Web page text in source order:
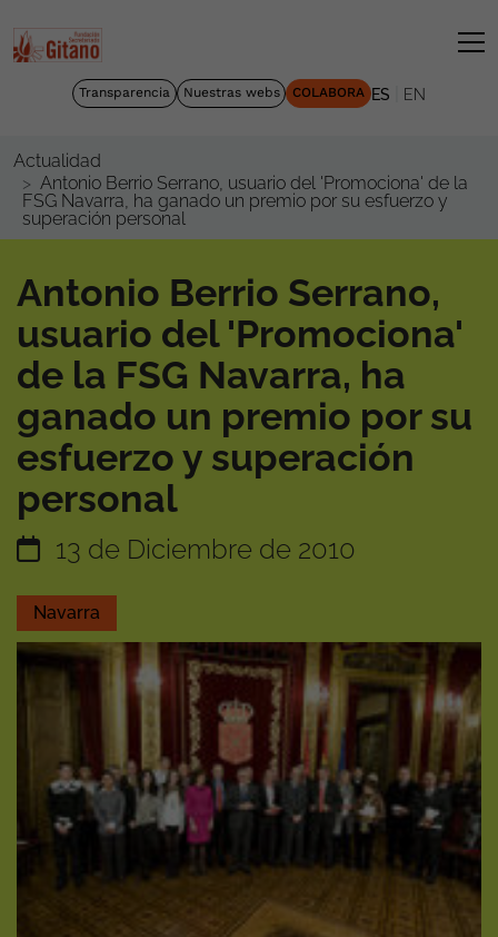
Transparencia Nuestras webs COLABORA ES EN
Actualidad
Antonio Berrio Serrano, usuario del 'Promociona' de la
FSG Navarra, ha ganado un premio por su esfuerzo y
superación personal
Antonio Berrio Serrano,
usuario del 'Promociona'
de la FSG Navarra, ha
ganado un premio por su
esfuerzo y superación
personal
13 de Diciembre de 2010
Navarra